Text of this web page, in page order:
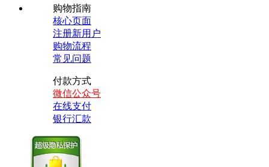
购物指南
核心页面
注册新用户
购物流程
常见问题
付款方式
微信公众号
在线支付
银行汇款